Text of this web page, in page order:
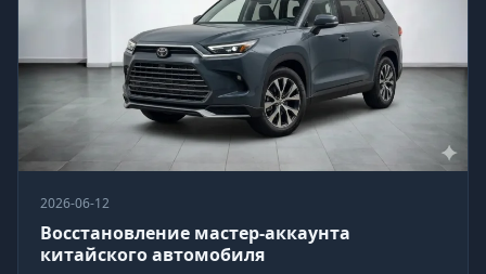
2026-06-12
Восстановление мастер-аккаунта
китайского автомобиля